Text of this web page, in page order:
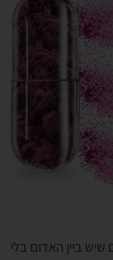
שיש ביין האדום בלי